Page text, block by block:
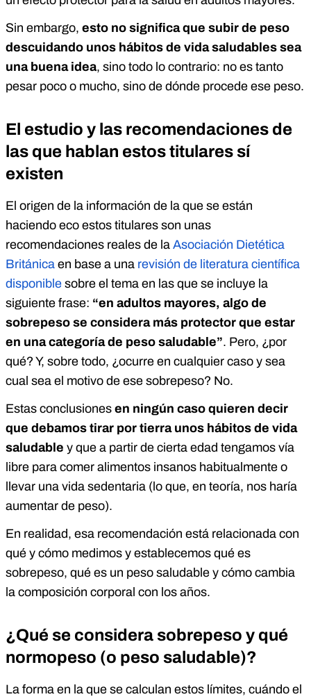
Sin embargo, esto no significa que subir de peso
descuidando unos hábitos de vida saludables sea
una buena idea, sino todo lo contrario: no es tanto
pesar poco o mucho, sino de dónde procede ese peso.
El estudio y las recomendaciones de
las que hablan estos titulares sí
existen
El origen de la información de la que se están
haciendo eco estos titulares son unas
recomendaciones reales de la Asociación Dietética
Británica en base a una revisión de literatura científica
disponible sobre el tema en las que se incluye la
siguiente frase: “en adultos mayores, algo de
sobrepeso se considera más protector que estar
en una categoría de peso saludable”. Pero, ¿por
qué? Y, sobre todo, ¿ocurre en cualquier caso y sea
cual sea el motivo de ese sobrepeso? No.
Estas conclusiones en ningún caso quieren decir
que debamos tirar por tierra unos hábitos de vida
saludable y que a partir de cierta edad tengamos vía
libre para comer alimentos insanos habitualmente o
llevar una vida sedentaria (lo que, en teoría, nos haría
aumentar de peso).
En realidad, esa recomendación está relacionada con
qué y cómo medimos y establecemos qué es
sobrepeso, qué es un peso saludable y cómo cambia
la composición corporal con los años.
¿Qué se considera sobrepeso y qué
normopeso (o peso saludable)?
La forma en la que se calculan estos límites, cuándo el